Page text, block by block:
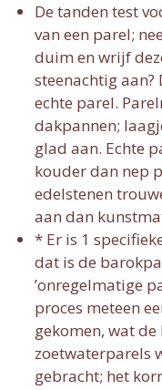
De tanden test
van een parel;
duim en wrijf
steenachtig aan?
echte parel.
dakpannen;
glad aan. Echte
kouder dan nep
edelstenen
aan dan
* Er is 1
dat is de
’onregelmatige
proces meteen
gekomen, wat
zoetwaterparels
gebracht; het